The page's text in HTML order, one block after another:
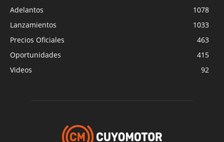
Adelantos
1078
Lanzamientos
1033
Precios Oficiales
463
Oportunidades
415
Videos
92